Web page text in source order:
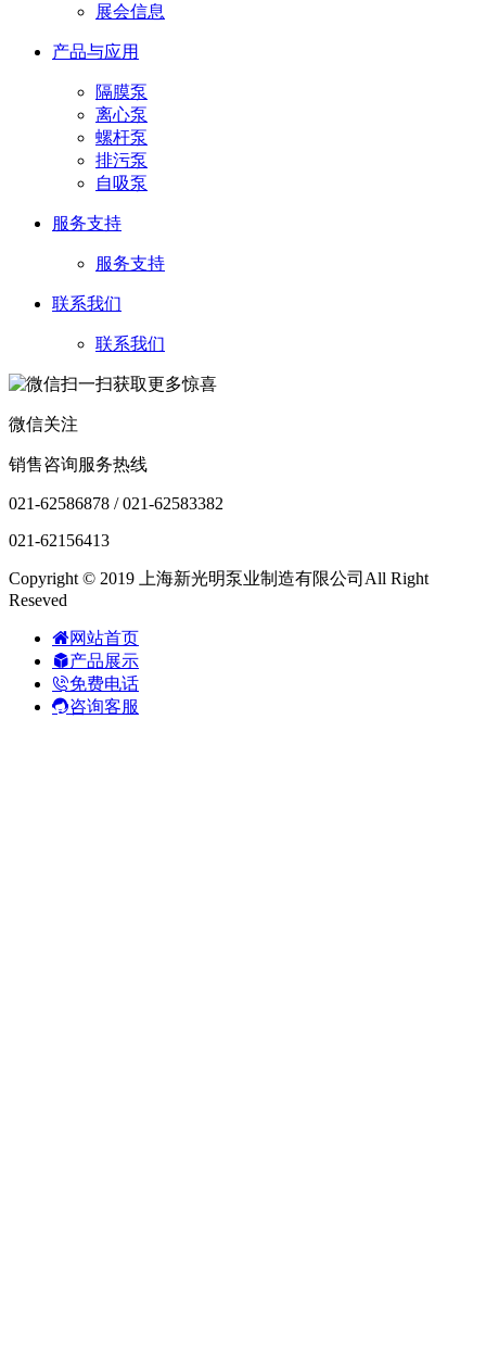
展会信息
产品与应用
隔膜泵
离心泵
螺杆泵
排污泵
自吸泵
服务支持
服务支持
联系我们
联系我们
微信关注
销售咨询服务热线
021-62586878 / 021-62583382
021-62156413
Copyright © 2019 上海新光明泵业制造有限公司All Right
Reseved
网站首页
产品展示
免费电话
咨询客服